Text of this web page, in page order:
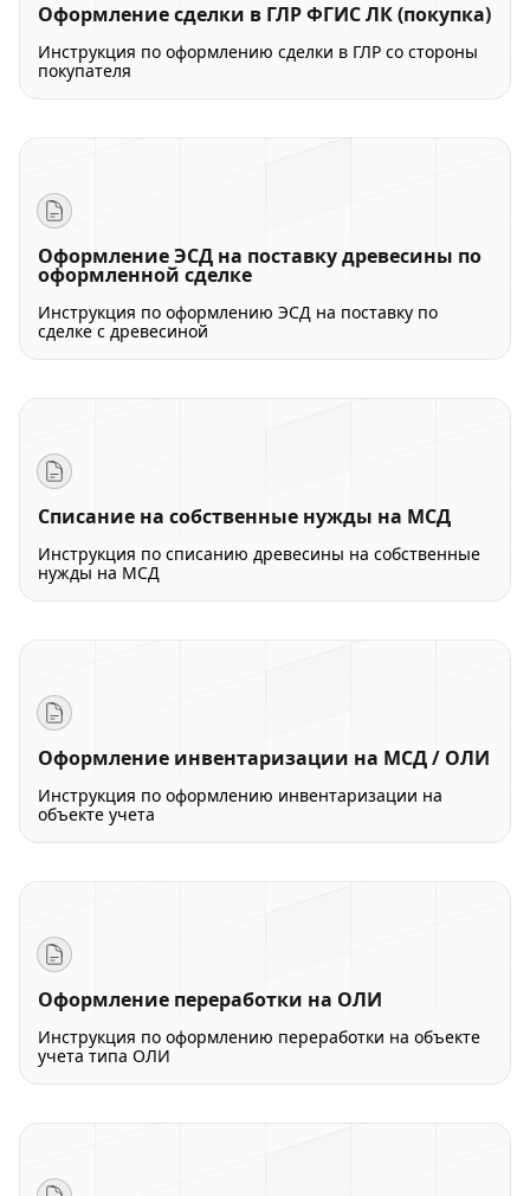
Оформление сделки в ГЛР ФГИС ЛК (покупка)
Инструкция по оформлению сделки в ГЛР со стороны
покупателя
Оформление ЭСД на поставку древесины по
оформленной сделке
Инструкция по оформлению ЭСД на поставку по
сделке с древесиной
Списание на собственные нужды на МСД
Инструкция по списанию древесины на собственные
нужды на МСД
Оформление инвентаризации на МСД / ОЛИ
Инструкция по оформлению инвентаризации на
объекте учета
Оформление переработки на ОЛИ
Инструкция по оформлению переработки на объекте
учета типа ОЛИ